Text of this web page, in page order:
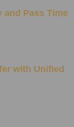
and Pass Time
with Unified